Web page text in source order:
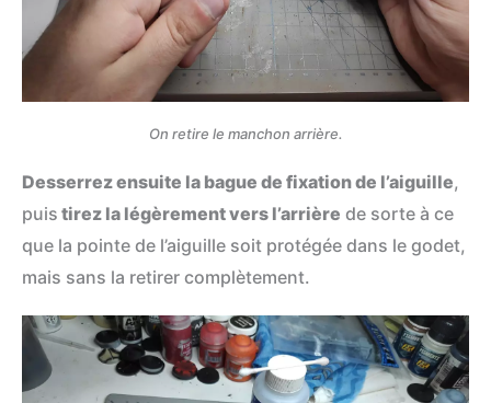
On retire le manchon arrière.
Desserrez ensuite la bague de fixation de l’aiguille,
puis tirez la légèrement vers l’arrière de sorte à ce
que la pointe de l’aiguille soit protégée dans le godet,
mais sans la retirer complètement.